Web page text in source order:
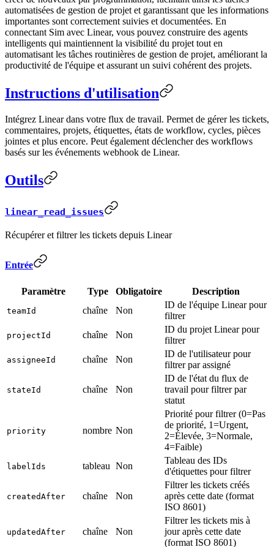
automatisées de gestion de projet et garantissant que les informations
importantes sont correctement suivies et documentées. En
connectant Sim avec Linear, vous pouvez construire des agents
intelligents qui maintiennent la visibilité du projet tout en
automatisant les tâches routinières de gestion de projet, améliorant la
productivité de l'équipe et assurant un suivi cohérent des projets.
Instructions d'utilisation
Intégrez Linear dans votre flux de travail. Permet de gérer les tickets,
commentaires, projets, étiquettes, états de workflow, cycles, pièces
jointes et plus encore. Peut également déclencher des workflows
basés sur les événements webhook de Linear.
Outils
linear_read_issues
Récupérer et filtrer les tickets depuis Linear
Entrée
Paramètre Type Obligatoire Description
teamId chaîne Non
ID de l'équipe Linear pour
filtrer
projectId chaîne Non
ID du projet Linear pour
filtrer
assigneeId chaîne Non
ID de l'utilisateur pour
filtrer par assigné
stateId chaîne Non
ID de l'état du flux de
travail pour filtrer par
statut
priority nombre Non
Priorité pour filtrer (0=Pas
de priorité, 1=Urgent,
2=Élevée, 3=Normale,
4=Faible)
labelIds tableau Non
Tableau des IDs
d'étiquettes pour filtrer
createdAfter chaîne Non
Filtrer les tickets créés
après cette date (format
ISO 8601)
updatedAfter chaîne Non
Filtrer les tickets mis à
jour après cette date
(format ISO 8601)